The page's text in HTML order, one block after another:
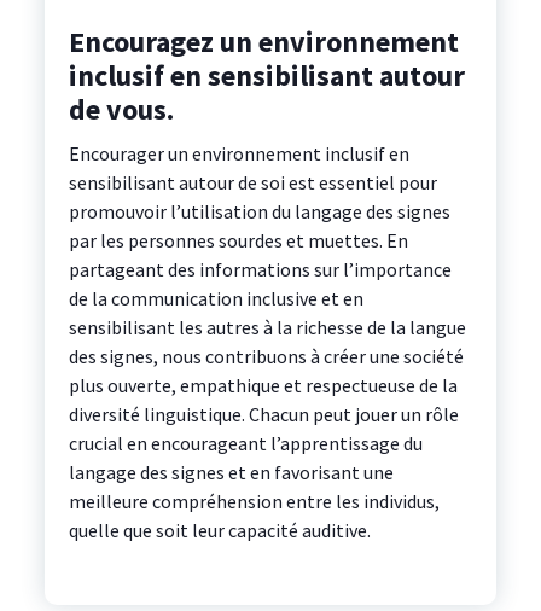
Encouragez un environnement
inclusif en sensibilisant autour
de vous.
Encourager un environnement inclusif en
sensibilisant autour de soi est essentiel pour
promouvoir l’utilisation du langage des signes
par les personnes sourdes et muettes. En
partageant des informations sur l’importance
de la communication inclusive et en
sensibilisant les autres à la richesse de la langue
des signes, nous contribuons à créer une société
plus ouverte, empathique et respectueuse de la
diversité linguistique. Chacun peut jouer un rôle
crucial en encourageant l’apprentissage du
langage des signes et en favorisant une
meilleure compréhension entre les individus,
quelle que soit leur capacité auditive.